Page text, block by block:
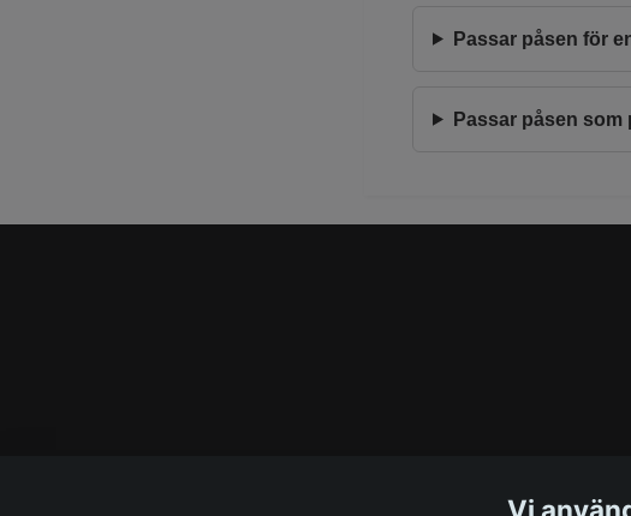
Passar påsen för
Passar påsen som
Vi